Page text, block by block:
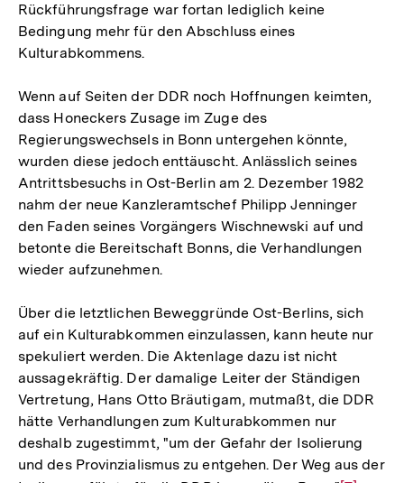
Rückführungsfrage war fortan lediglich keine
Bedingung mehr für den Abschluss eines
Kulturabkommens.
Wenn auf Seiten der DDR noch Hoffnungen keimten,
dass Honeckers Zusage im Zuge des
Regierungswechsels in Bonn untergehen könnte,
wurden diese jedoch enttäuscht. Anlässlich seines
Antrittsbesuchs in Ost-Berlin am 2. Dezember 1982
nahm der neue Kanzleramtschef Philipp Jenninger
den Faden seines Vorgängers Wischnewski auf und
betonte die Bereitschaft Bonns, die Verhandlungen
wieder aufzunehmen.
Über die letztlichen Beweggründe Ost-Berlins, sich
auf ein Kulturabkommen einzulassen, kann heute nur
spekuliert werden. Die Aktenlage dazu ist nicht
aussagekräftig. Der damalige Leiter der Ständigen
Vertretung, Hans Otto Bräutigam, mutmaßt, die DDR
hätte Verhandlungen zum Kulturabkommen nur
deshalb zugestimmt, "um der Gefahr der Isolierung
und des Provinzialismus zu entgehen. Der Weg aus der